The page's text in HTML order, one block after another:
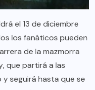
el 13 de diciembre
los fanáticos pueden
de la mazmorra
, que partirá a las
y seguirá hasta que se